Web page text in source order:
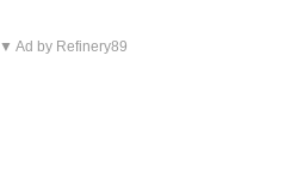
▼ Ad by Refinery89